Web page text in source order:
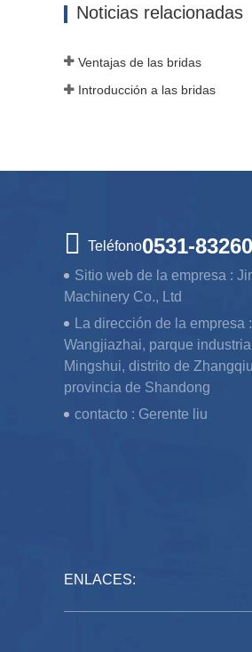
Noticias relacionadas
Ventajas de las bridas
Introducción a las bridas
Teléfono0531-
Sitio web de la empresa :
Machinery Co., Ltd
La dirección de la empresa :
Wangjiazhai, parque
Mingshui, distrito de
provincia de Shandong
contacto : Gerente liu
ENLACES: